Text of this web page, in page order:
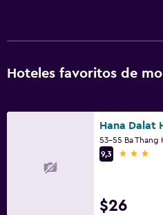
Hoteles favoritos de
Hana Dalat
9,3
3 estrellas
$26